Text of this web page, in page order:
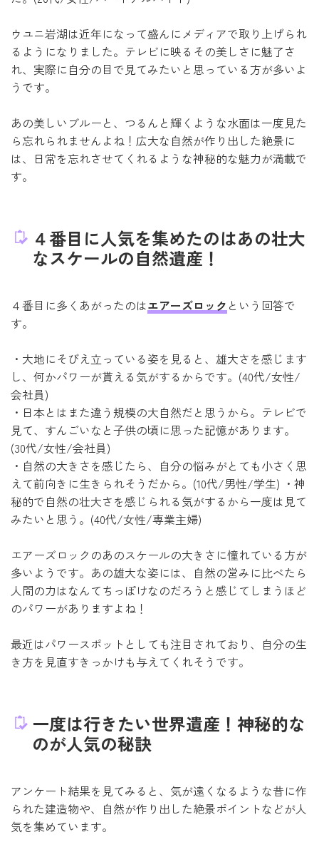
ウユニ岩湖は近年になって盛んにメディアで取り上げられ
るようになりました。テレビに映るその美しさに魅了さ
れ、実際に自分の目で見てみたいと思っている方が多いよ
うです。
あの美しいブルーと、つるんと輝くような水面は一度見た
ら忘れられませんよね！広大な自然が作り出した絶景に
は、日常を忘れさせてくれるような神秘的な魅力が満載で
す。
４番目に人気を集めたのはあの壮大
なスケールの自然遺産！
４番目に多くあがったのはエアーズロック という回答で
す。
・大地にそびえ立っている姿を見ると、雄大さを感じます
し、何かパワーが貰える気がするからです。(40代/女性/
会社員)
・日本とはまた違う規模の大自然だと思うから。テレビで
見て、すんごいなと子供の頃に思った記憶があります。
(30代/女性/会社員)
・自然の大きさを感じたら、自分の悩みがとても小さく思
えて前向きに生きられそうだから。(10代/男性/学生) ・神
秘的で自然の壮大さを感じられる気がするから一度は見て
みたいと思う。(40代/女性/専業主婦)
エアーズロックのあのスケールの大きさに憧れている方が
多いようです。あの雄大な姿には、自然の営みに比べたら
人間の力はなんてちっぽけなのだろうと感じてしまうほど
のパワーがありますよね！
最近はパワースポットとしても注目されており、自分の生
き方を見直すきっかけも与えてくれそうです。
一度は行きたい世界遺産！神秘的な
のが人気の秘訣
アンケート結果を見てみると、気が遠くなるような昔に作
られた建造物や、自然が作り出した絶景ポイントなどが人
気を集めています。